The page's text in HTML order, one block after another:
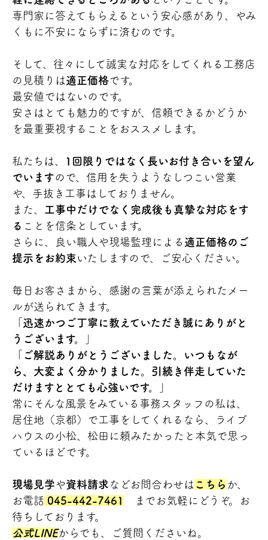
専門家に答えてもらえるという安心感があり、やみ
くもに不安にならずに済むのです。
そして、往々にして誠実な対応をしてくれる工務店
の見積りは適正価格です。
最安値ではないのです。
安さはとても魅力的ですが、信頼できるかどうか
を最重要視することをおススメします。
私たちは、
1回限りではなく長いお付き合いを望ん
でいますので、信用を失うようなしつこい営業
や、手抜き工事はしておりません。
また、
工事中だけでなく完成後も真摯な対応をす
る ことを信条としています。
さらに、良い職人や現場監理による 適正価格のご
提示をお約束 いたしますので、ご安心ください。
毎日お客さまから、感謝の言葉が添えられたメー
ルが送られてきます。
「 迅速かつご丁寧に教えていただき誠にありがと
うございます。
「 ご解説ありがとうございました。いつもなが
ら、大変よく分かりました。引続き伴走していた
だけますととても心強いです。
常にそんな風景をみている事務スタッフの私は、
居住地（京都）で工事をしてくれるなら、ライブ
ハウスの小松、松田に頼みたかったと本気で思っ
ているほどです。
現場見学や資料請求 などお問合わせは こちら か、
お電話 045-442-7461
までお気軽にどうぞ。お
待ちしております。
公式LINEからでも、ご質問くださいね。